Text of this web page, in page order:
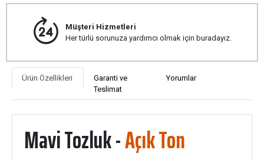
Müşteri Hizmetleri
Her türlü sorunuza yardımcı olmak için buradayız.
Ürün Özellikleri
Garanti ve
Teslimat
Yorumlar
Mavi Tozluk -Açık Ton